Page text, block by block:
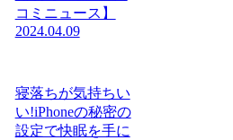
コミニュース】
2024.04.09
寝落ちが気持ちい
い!iPhoneの秘密の
設定で快眠を手に